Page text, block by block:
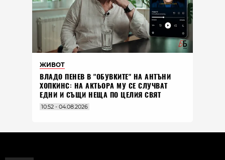
ЖИВОТ
ВЛАДO ПЕНЕВ В "ОБУВКИТЕ" НА АНТЪНИ
ХОПКИНС: НА АКТЬОРА МУ СЕ СЛУЧВАТ
ЕДНИ И СЪЩИ НЕЩА ПО ЦЕЛИЯ СВЯТ
10:52 - 04.08.2026